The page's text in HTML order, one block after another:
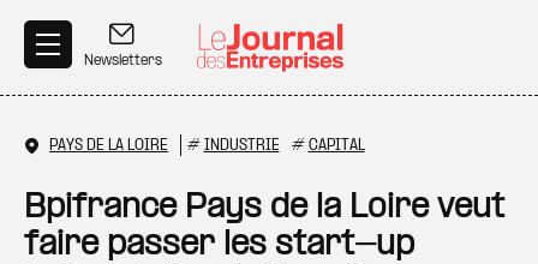
Newsletters
PAYS DE LA LOIRE # INDUSTRIE # CAPITAL
Bpifrance Pays de la Loire veut
faire passer les start-up